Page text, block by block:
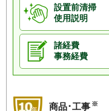
設置前清掃
使用説明
諸経費
事務経費
商品･工事 ※